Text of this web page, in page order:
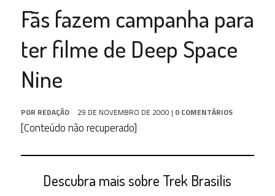
Fãs fazem campanha para
ter filme de Deep Space
Nine
POR REDAÇÃO 29 DE NOVEMBRO DE 2000 | 0 COMENTÁRIOS
[Conteúdo não recuperado]
Descubra mais sobre Trek Brasilis